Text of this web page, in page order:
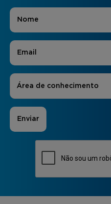
Nome
E-mail
Áreas de Interesse
Área de conhecimento